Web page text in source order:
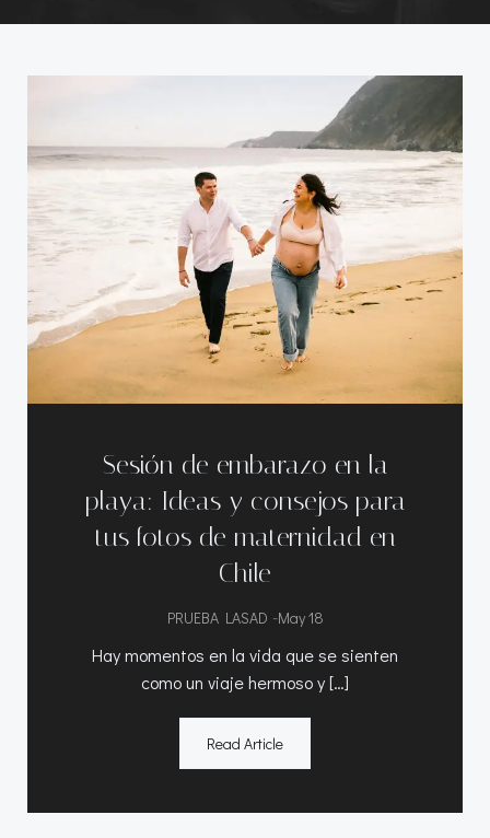
Sesión de embarazo en la
playa: Ideas y consejos para
tus fotos de maternidad en
Chile
PRUEBA LASAD -May 18
Hay momentos en la vida que se sienten
como un viaje hermoso y […]
Read Article